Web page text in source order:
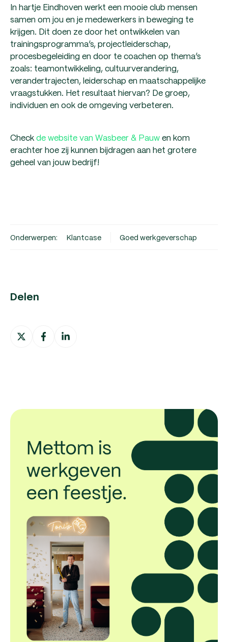
In hartje Eindhoven werkt een mooie club mensen
samen om jou en je medewerkers in beweging te
krijgen. Dit doen ze door het ontwikkelen van
trainingsprogramma’s, projectleiderschap,
procesbegeleiding en door te coachen op thema’s
zoals: teamontwikkeling, cultuurverandering,
verandertrajecten, leiderschap en maatschappelijke
vraagstukken. Het resultaat hiervan? De groep,
individuen en ook de omgeving verbeteren.
Checkde website van Wasbeer & Pauwen kom
erachter hoe zij kunnen bijdragen aan het grotere
geheel van jouw bedrijf!
Onderwerpen: Klantcase Goed werkgeverschap
Delen
Deel
op
Deel
op
Deel
op